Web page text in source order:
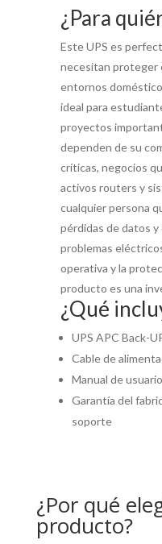
¿Para
Este UPS es
necesitan proteger
entornos
ideal para
proyectos
dependen de su
críticas, negocios
activos routers y
cualquier persona
pérdidas de datos
problemas
operativa y la
producto es una
¿Qué
UPS APC Back-
Cable de
Manual de
Garantía del
soporte
¿Por qué
producto?